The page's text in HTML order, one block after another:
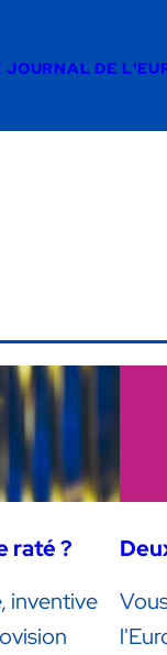
JOURNAL DE
raté ?
inventive